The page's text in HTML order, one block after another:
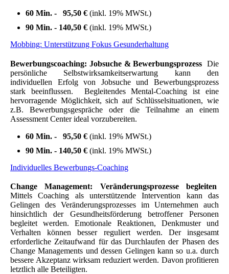
60 Min. - 95,50 € (inkl. 19% MWSt.)
90 Min. - 140,50 € (inkl. 19% MWSt.)
Mobbing: Unterstützung Fokus Gesunderhaltung
Bewerbungscoaching: Jobsuche & Bewerbungsprozess Die
persönliche Selbstwirksamkeitserwartung kann den
individuellen Erfolg von Jobsuche und Bewerbungsprozess
stark beeinflussen.
Begleitendes Mental-Coaching ist eine
hervorragende Möglichkeit, sich auf Schlüsselsituationen, wie
z.B. Bewerbungsgespräche oder die Teilnahme an einem
Assessment Center ideal vorzubereiten.
60 Min. - 95,50 € (inkl. 19% MWSt.)
90 Min. - 140,50 € (inkl. 19% MWSt.)
Individuelles Bewerbungs-Coaching
Change Management: Veränderungsprozesse begleiten
Mittels Coaching als unterstützende Intervention kann das
Gelingen des Veränderungsprozesses im Unternehmen auch
hinsichtlich der Gesundheitsförderung betroffener Personen
begleitet werden. Emotionale Reaktionen, Denkmuster und
Verhalten können besser reguliert werden. Der insgesamt
erforderliche Zeitaufwand für das Durchlaufen der Phasen des
Change Managements und dessen Gelingen kann so u.a. durch
bessere Akzeptanz wirksam reduziert werden. Davon profitieren
letztlich alle Beteiligten.